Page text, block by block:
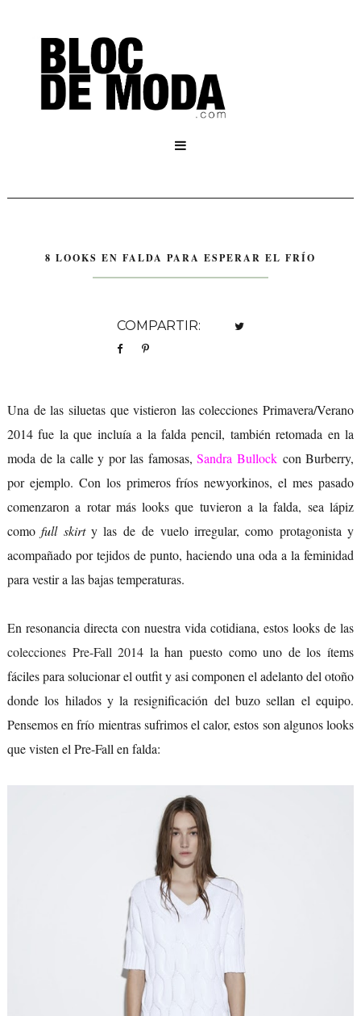

8 LOOKS EN FALDA PARA ESPERAR EL FRÍO
COMPARTIR:
Una de las siluetas que vistieron las colecciones Primavera/Verano
2014 fue la que incluía a la falda pencil, también retomada en la
moda de la calle y por las famosas,Sandra Bullockcon Burberry,
por ejemplo. Con los primeros fríos newyorkinos, el mes pasado
comenzaron a rotar más looks que tuvieron a la falda, sea lápiz
comofull skirty las de de vuelo irregular, como protagonista y
acompañado por tejidos de punto, haciendo una oda a la feminidad
para vestir a las bajas temperaturas.
En resonancia directa con nuestra vida cotidiana, estos looks de las
colecciones Pre-Fall 2014 la han puesto como uno de los ítems
fáciles para solucionar el outfit y asi componen el adelanto del otoño
donde los hilados y la resignificación del buzo sellan el equipo.
Pensemos en frío mientras sufrimos el calor, estos son algunos looks
que visten el Pre-Fall en falda: